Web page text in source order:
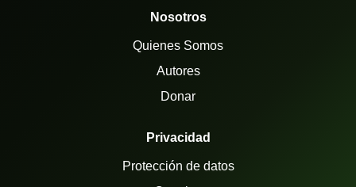
Nosotros
Quienes Somos
Autores
Donar
Privacidad
Protección de datos